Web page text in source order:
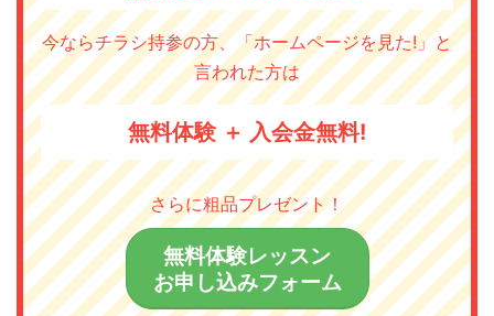
今ならチラシ持参の方、「ホームページを見た!」と
言われた方は
無料体験 ＋ 入会金無料!
さらに粗品プレゼント！
無料体験レッスン
お申し込みフォーム